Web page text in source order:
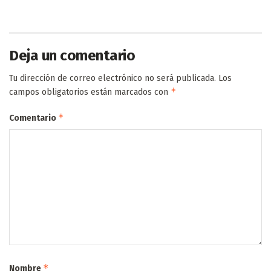
Deja un comentario
Tu dirección de correo electrónico no será publicada. Los
campos obligatorios están marcados con *
Comentario *
Nombre *